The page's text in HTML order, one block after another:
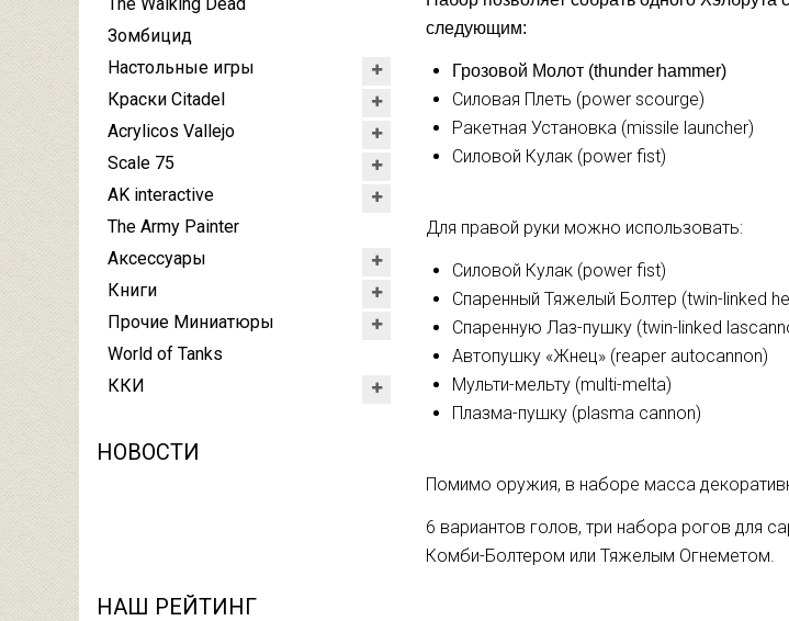
Зомбицид
Настольные игры
Краски Citadel
Acrylicos Vallejo
Scale 75
AK interactive
The Army Painter
Аксессуары
Книги
Прочие Миниатюры
World of Tanks
ККИ
НОВОСТИ
НАШ РЕЙТИНГ
следующим:
Грозовой Молот (thunder hammer)
Силовая Плеть (power scourge)
Ракетная Установка (missile launcher)
Силовой Кулак (power fist)
Для правой руки можно использовать:
Силовой Кулак (power fist)
Спаренный Тяжелый Болтер (twin-linked
Спаренную Лаз-пушку (twin-linked
Автопушку «Жнец» (reaper autocannon)
Мульти-мельту (multi-melta)
Плазма-пушку (plasma cannon)
Помимо оружия, в наборе масса
6 вариантов голов, три набора рогов для
Комби-Болтером или Тяжелым Огнеметом.